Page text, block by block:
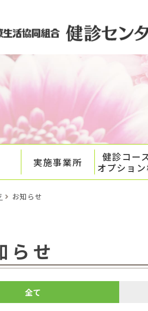
実施事業所
健診コー
オプショ
お知らせ
らせ
全て